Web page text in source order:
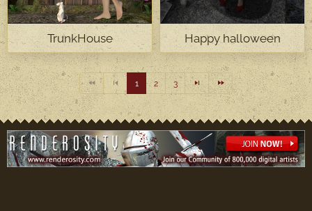
TrunkHouse Happy halloween
1 2 3